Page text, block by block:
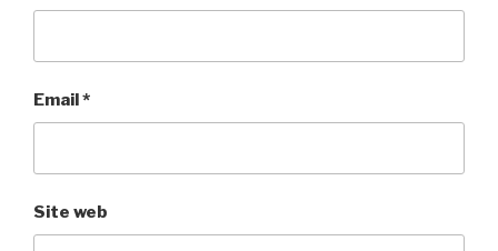
Email*
Site web